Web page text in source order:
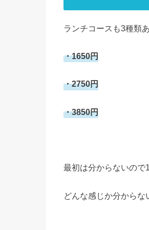
ランチコースも3種類あ
・1650円
・2750円
・3850円
最初は分からないので
どんな感じか分からな